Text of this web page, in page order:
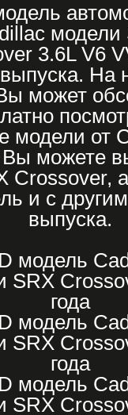
модели
3.6L V6
выпуска. На
может
модели от
можете
Crossover,
и с
выпуска.